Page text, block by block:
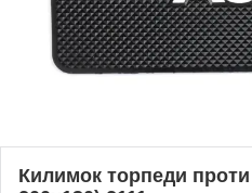
Килимок торпеди